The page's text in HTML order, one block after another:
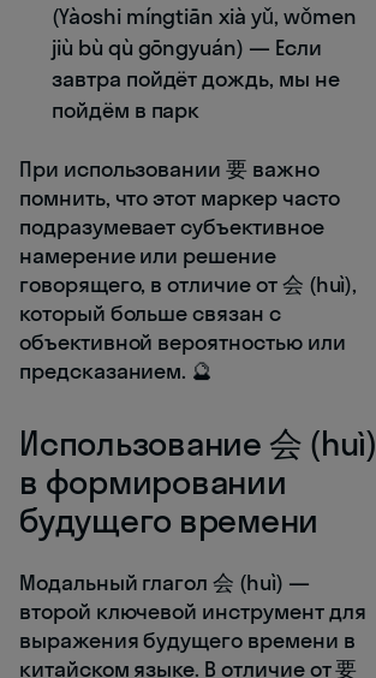
(Yàoshi míngtiān xià yǔ, wǒmen
jiù bù qù gōngyuán) — Если
завтра пойдёт дождь, мы не
пойдём в парк
При использовании 要 важно
помнить, что этот маркер часто
подразумевает субъективное
намерение или решение
говорящего, в отличие от 会 (huì),
который больше связан с
объективной вероятностью или
предсказанием. 🔮
Использование 会 (huì)
в формировании
будущего времени
Модальный глагол 会 (huì) —
второй ключевой инструмент для
выражения будущего времени в
китайском языке. В отличие от 要